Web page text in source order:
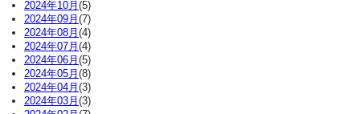
2024年10月 (5)
2024年09月 (7)
2024年08月 (4)
2024年07月 (4)
2024年06月 (5)
2024年05月 (8)
2024年04月 (3)
2024年03月 (3)